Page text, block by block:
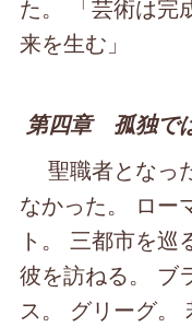
た。 「芸術は完
来を生む」
第四章 孤独で
聖職者となっ
なかった。 ロー
ト。 三都市を
彼を訪ねる。 ブ
ス。 グリーグ。